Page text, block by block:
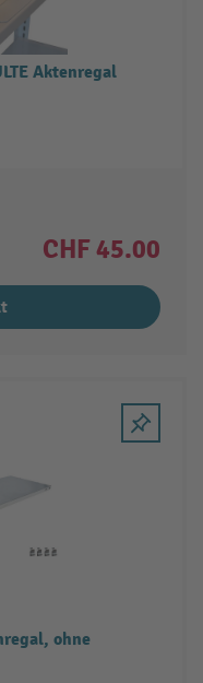
Aktenregal
CHF 45.00
ohne